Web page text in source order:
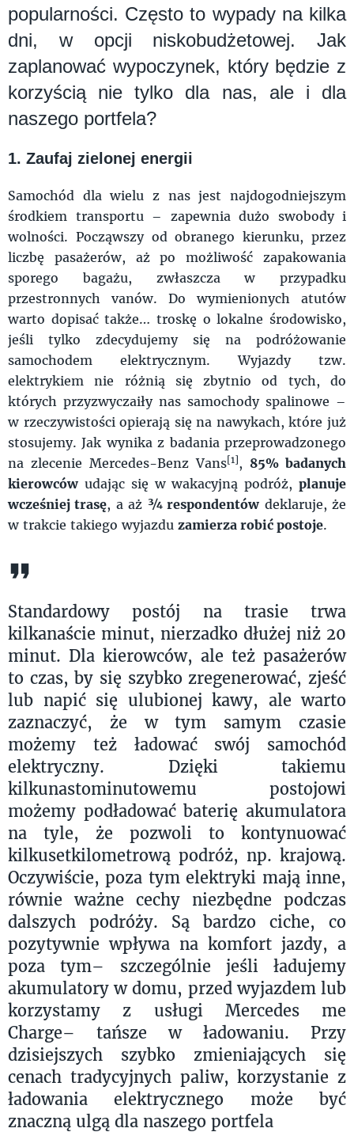
popularności. Często to wypady na kilka
dni, w opcji niskobudżetowej. Jak
zaplanować wypoczynek, który będzie z
korzyścią nie tylko dla nas, ale i dla
naszego portfela?
1. Zaufaj zielonej energii
Samochód dla wielu z nas jest najdogodniejszym
środkiem transportu – zapewnia dużo swobody i
wolności. Począwszy od obranego kierunku, przez
liczbę pasażerów, aż po możliwość zapakowania
sporego bagażu, zwłaszcza w przypadku
przestronnych vanów. Do wymienionych atutów
warto dopisać także… troskę o lokalne środowisko,
jeśli tylko zdecydujemy się na podróżowanie
samochodem elektrycznym. Wyjazdy tzw.
elektrykiem nie różnią się zbytnio od tych, do
których przyzwyczaiły nas samochody spalinowe –
w rzeczywistości opierają się na nawykach, które już
stosujemy. Jak wynika z badania przeprowadzonego
na zlecenie Mercedes-Benz Vans[1], 85% badanych
kierowców udając się w wakacyjną podróż, planuje
wcześniej trasę, a aż ¾ respondentów deklaruje, że
w trakcie takiego wyjazdu zamierza robić postoje.
Standardowy postój na trasie trwa
kilkanaście minut, nierzadko dłużej niż 20
minut. Dla kierowców, ale też pasażerów
to czas, by się szybko zregenerować, zjeść
lub napić się ulubionej kawy, ale warto
zaznaczyć, że w tym samym czasie
możemy też ładować swój samochód
elektryczny. Dzięki takiemu
kilkunastominutowemu postojowi
możemy podładować baterię akumulatora
na tyle, że pozwoli to kontynuować
kilkusetkilometrową podróż, np. krajową.
Oczywiście, poza tym elektryki mają inne,
równie ważne cechy niezbędne podczas
dalszych podróży. Są bardzo ciche, co
pozytywnie wpływa na komfort jazdy, a
poza tym– szczególnie jeśli ładujemy
akumulatory w domu, przed wyjazdem lub
korzystamy z usługi Mercedes me
Charge– tańsze w ładowaniu. Przy
dzisiejszych szybko zmieniających się
cenach tradycyjnych paliw, korzystanie z
ładowania elektrycznego może być
znaczną ulgą dla naszego portfela